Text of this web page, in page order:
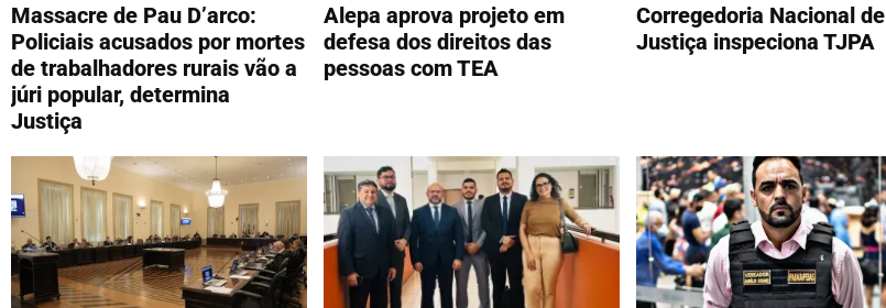
Massacre de Pau D’arco:
Policiais acusados por mortes
de trabalhadores rurais vão a
júri popular, determina
Justiça
Alepa aprova projeto em
defesa dos direitos das
pessoas com TEA
Corregedoria Nacional de
Justiça inspeciona TJPA